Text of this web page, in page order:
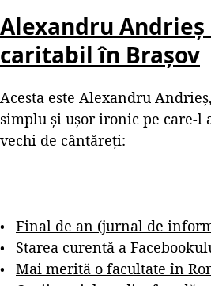
Alexandru Andrieș
caritabil în Brașov
Acesta este Alexandru
simplu și ușor ironic pe care-l
vechi de cântăreți:
Final de an (jurnal de
Starea curentă a
Mai merită o facultate în